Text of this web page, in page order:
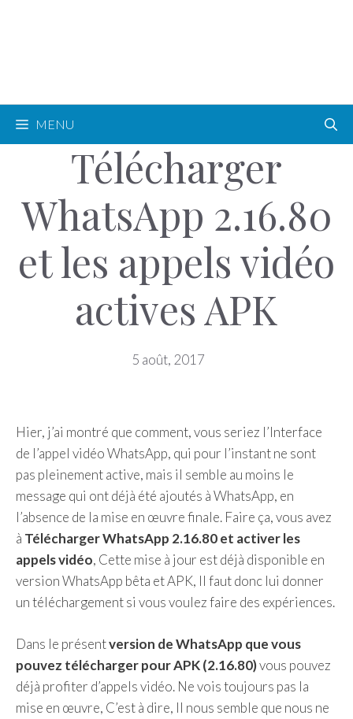
MENU
Télécharger
WhatsApp 2.16.80
et les appels vidéo
actives APK
5 août, 2017
Hier, j’ai montré que comment, vous seriez l’Interface
de l’appel vidéo WhatsApp, qui pour l’instant ne sont
pas pleinement active, mais il semble au moins le
message qui ont déjà été ajoutés à WhatsApp, en
l’absence de la mise en œuvre finale. Faire ça, vous avez
à Télécharger WhatsApp 2.16.80 et activer les
appels vidéo, Cette mise à jour est déjà disponible en
version WhatsApp bêta et APK, Il faut donc lui donner
un téléchargement si vous voulez faire des expériences.
Dans le présentversion de WhatsApp que vous
pouvez télécharger pour APK (2.16.80)vous pouvez
déjà profiter d’appels vidéo. Ne vois toujours pas la
mise en œuvre, C’est à dire, Il nous semble que nous ne